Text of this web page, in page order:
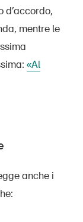
d’accordo,
mentre le
«Al
anche i